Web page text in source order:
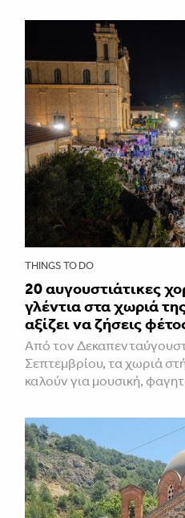
THINGS TO DO
20 αυγουστιάτικες
γλέντια στα χωριά
αξίζει να ζήσεις
Από τον
Σεπτεμβρίου, τα χωριά
καλούν για μουσική,